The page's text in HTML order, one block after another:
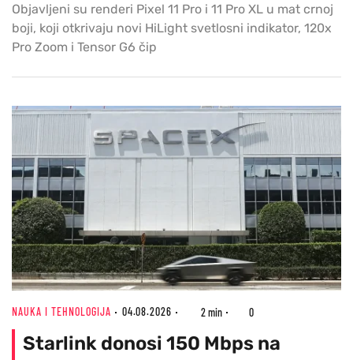
Objavljeni su renderi Pixel 11 Pro i 11 Pro XL u mat crnoj
boji, koji otkrivaju novi HiLight svetlosni indikator, 120x
Pro Zoom i Tensor G6 čip
NAUKA I TEHNOLOGIJA 04.08.2026 2 min 0
Starlink donosi 150 Mbps na